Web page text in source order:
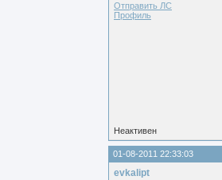
Отправить ЛС
Профиль
Неактивен
01-08-2011 22:33:03
evkalipt